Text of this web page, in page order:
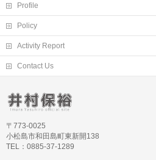
Profile
Policy
Activity Report
Contact Us
〒773-0025
小松島市和田島町東新開138
TEL：0885-37-1289